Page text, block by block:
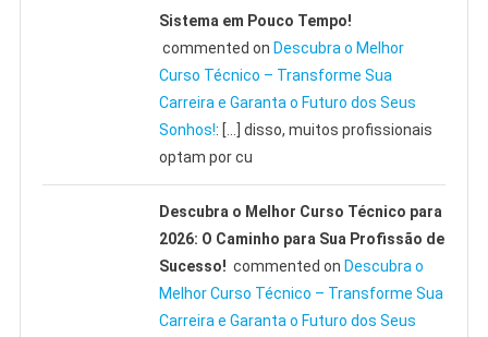
Sistema em Pouco Tempo!
commented on Descubra o Melhor
Curso Técnico – Transforme Sua
Carreira e Garanta o Futuro dos Seus
Sonhos!: […] disso, muitos profissionais
optam por cu
Descubra o Melhor Curso Técnico para
2026: O Caminho para Sua Profissão de
Sucesso! commented on Descubra o
Melhor Curso Técnico – Transforme Sua
Carreira e Garanta o Futuro dos Seus